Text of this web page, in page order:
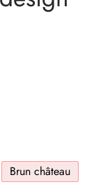
Brun château